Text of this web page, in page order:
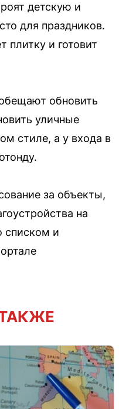
детскую и
для праздников.
плитку и готовит
обновить
уличные
стиле, а у входа в
за объекты,
на
списком и